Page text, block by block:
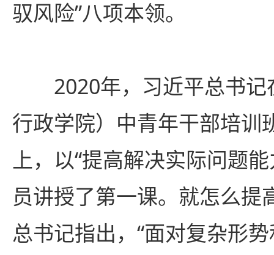
驭风险”八项本领。
2020年，习近平总书
行政学院）中青年干部培训
上，以“提高解决实际问题
员讲授了第一课。就怎么提
总书记指出，“面对复杂形